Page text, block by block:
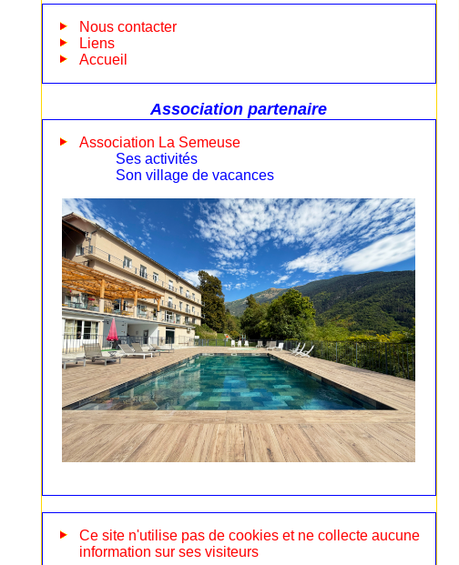
Nous contacter
Liens
Accueil
Association partenaire
Association La Semeuse
Ses activités
Son village de vacances
Ce site n'utilise pas de cookies et ne collecte aucune
information sur ses visiteurs